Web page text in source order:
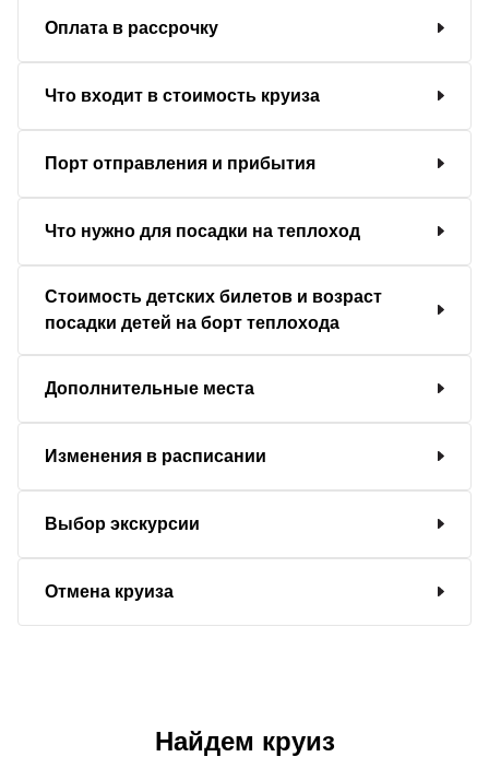
Оплата в рассрочку
Что входит в стоимость круиза
Порт отправления и прибытия
Что нужно для посадки на теплоход
Стоимость детских билетов и возраст
посадки детей на борт теплохода
Дополнительные места
Изменения в расписании
Выбор экскурсии
Отмена круиза
Найдем круиз